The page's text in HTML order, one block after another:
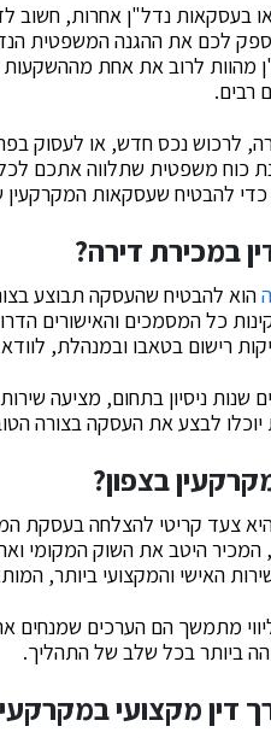
בעסקאות נדל"ן אחרות, חשוב
לכם את ההגנה המשפטית
מהוות לרוב את אחת מההשקעות
רבים.
לרכוש נכס חדש, או לעסוק
כוח משפטית שתלווה אתכם
כדי להבטיח שעסקאות
במכירת דירה?
הוא להבטיח שהעסקה תבוצע
כל המסמכים והאישורים
רישום בטאבו ובמנהלת, לוודא
ניסיון בתחום, מציעה שירות
לבצע את העסקה בצורה
בצפון?
צעד קריטי להצלחה בעסקת
המכיר היטב את השוק המקומי
האישי והמקצועי ביותר,
מתמשך הם הערכים שמנחים
ביותר בכל שלב של התהליך.
דין מקצועי